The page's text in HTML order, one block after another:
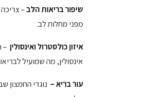
שיפור בריאות הלב–
מפני מחלות לב.
איזון כולסטרול ואינסולין –
אינסולין, מה שמועיל
עור בריא – נוגדי החמצון